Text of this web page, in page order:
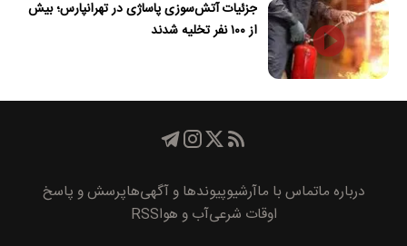
جزئیات آتش‌سوزی پاساژی در تهرانپارس؛ بیش
از ۱۰۰ نفر تخلیه شدند
درباره ماتماس با ماآرشیوپیوند‌ها و آگهی‌هاپرسش و پاسخ
اوقات شرعیآب و هواRSS